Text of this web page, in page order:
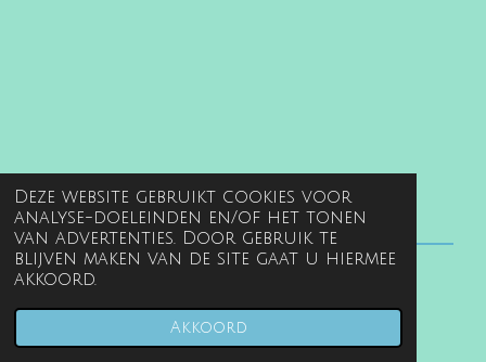
Deze website gebruikt cookies voor
analyse-doeleinden en/of het tonen
van advertenties. Door gebruik te
blijven maken van de site gaat u hiermee
akkoord.
Akkoord
© 2022 - 2026 www.gentille.nl
JouwWeb